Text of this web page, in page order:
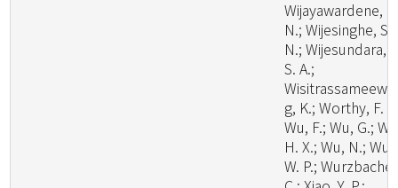
Wijayawardene,
N.; Wijesinghe, S.
N.; Wijesundara,
S. A.;
g, K.; Worthy, F.
Wu, F.; Wu, G.;
H. X.; Wu, N.; Wu,
W. P.;